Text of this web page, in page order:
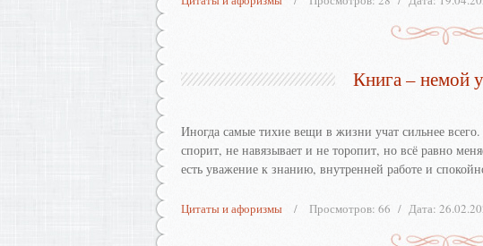
Книга – немой
Иногда самые тихие вещи в жизни учат сильнее
спорит, не навязывает и не торопит, но всё равно
есть уважение к знанию, внутренней работе и
Цитаты и афоризмы Просмотров: 66 Дата: